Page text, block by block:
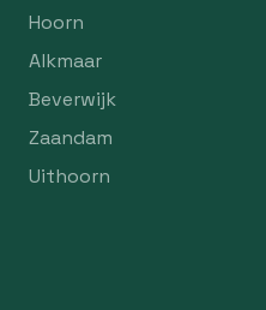
Hoorn
Alkmaar
Beverwijk
Zaandam
Uithoorn